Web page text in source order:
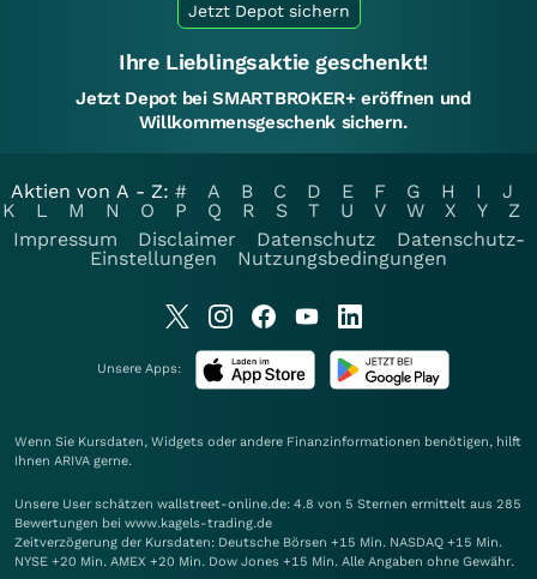
Jetzt Depot sichern
Ihre Lieblingsaktie geschenkt!
Jetzt Depot bei SMARTBROKER+ eröffnen und
Willkommensgeschenk sichern.
Aktien von A - Z: # A B C D E F G H I
J
K
L M N O P Q R S T U V W X Y
Z
Impressum
Disclaimer Datenschutz
Datenschutz-
Einstellungen
Nutzungsbedingungen
Unsere Apps:
Wenn Sie Kursdaten, Widgets oder andere Finanzinformationen benötigen, hilft
Ihnen ARIVA gerne.
Unsere User schätzen wallstreet-online.de: 4.8 von 5 Sternen ermittelt aus 285
Bewertungen bei www.kagels-trading.de
Zeitverzögerung der Kursdaten: Deutsche Börsen +15 Min. NASDAQ +15 Min.
NYSE +20 Min. AMEX +20 Min. Dow Jones +15 Min. Alle Angaben ohne Gewähr.